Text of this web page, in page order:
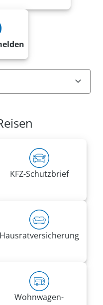
KFZ-Schutzbrief
Hausrat­versicherung
Wohnwagen­